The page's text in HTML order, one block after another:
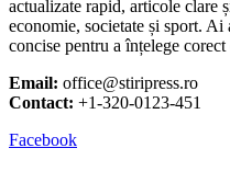
actualizate rapid, articole clare
economie, societate și sport. Ai
concise pentru a înțelege
Email: office@stiripress.ro
Contact: +1-320-0123-451
Facebook